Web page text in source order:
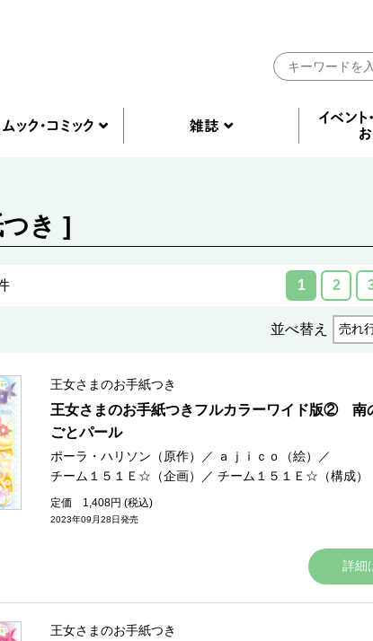
き ]
1 2
並べ替え
王女さまのお手紙つき
王女さまのお手紙つきフルカラーワイド版② 南
ごとパール
ポーラ・ハリソン（原作） ／ ａｊｉｃｏ（絵）
／
チーム１５１Ｅ☆（企画）
／ チーム１５１Ｅ☆（構成）
定価 1,408円 (税込)
2023年09月28日発売
詳細
王女さまのお手紙つき